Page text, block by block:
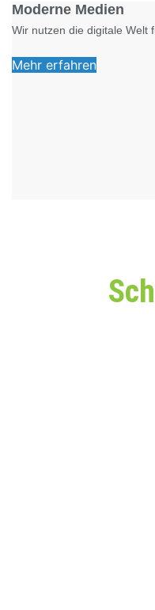
Moderne Medien
Wir nutzen die digitale Welt
Mehr erfahren